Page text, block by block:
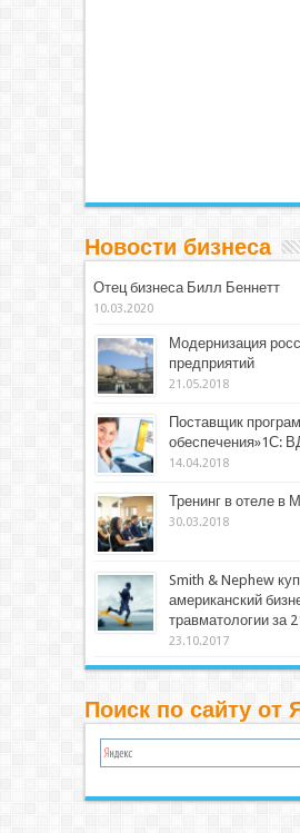
Новости бизнеса
Отец бизнеса Билл Беннетт
10.03.2020
Модернизация
предприятий
21.05.2018
Поставщик
обеспечения»1С:
14.04.2018
Тренинг в отеле в
30.03.2018
Smith & Nephew
американский
травматологии за
23.10.2017
Поиск по сайту от